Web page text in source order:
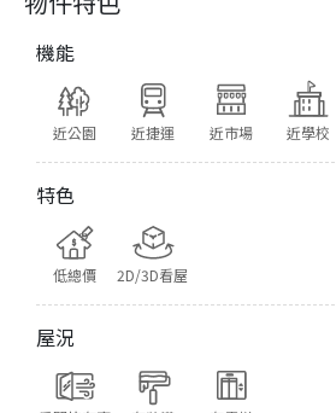
機能
近公園 近捷運 近市場 近學校
特色
低總價 2D/3D看屋
屋況